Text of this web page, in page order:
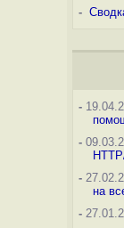
-
-
-
-
на
-